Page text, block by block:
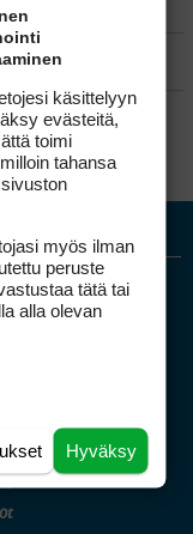
käsittelyyn
evästeitä,
toimi
tahansa
myös ilman
peruste
tätä tai
alla olevan
Hyväksy